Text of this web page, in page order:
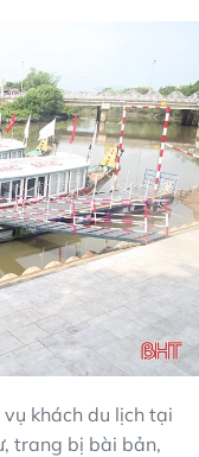
khách du lịch tại
trang bị bài bản,